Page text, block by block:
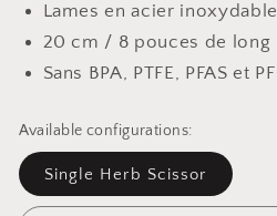
Lames en acier inoxydable
20 cm / 8 pouces de long
Sans BPA, PTFE, PFAS et
Available configurations:
Single Herb Scissor